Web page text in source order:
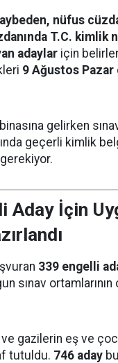
nüfus
T.C. kimlik
adaylar için
9 Ağustos Pazar
gelirken
geçerli kimlik
Aday İçin
339 engelli
sınav
gazilerin eş ve
tutuldu. 746 aday